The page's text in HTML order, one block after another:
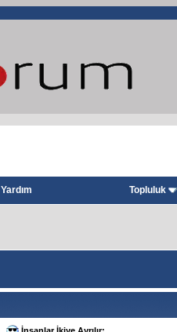
Yardım Topluluk
İnsanlar İkiye Ayrılır;